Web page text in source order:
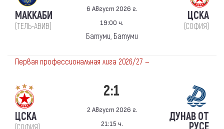
МАККАБИ
(ТЕЛЬ-АВИВ)
6 Август 2026 г.
19:00 ч.
Батуми, Батуми
ЦСКА
(СОФИЯ)
Первая профессиональная лига 2026/27 —
ЦСКА
2:1
2 Август 2026 г.
21:15 ч.
ДУНАВ ОТ